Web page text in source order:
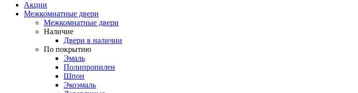
Акции
Межкомнатные двери
Межкомнатные двери
Наличие
Двери в наличии
По покрытию
Эмаль
Полипропилен
Шпон
Экоэмаль